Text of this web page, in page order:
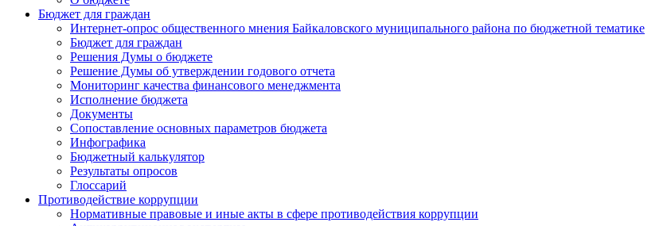
Бюджет для граждан
Интернет-опрос общественного мнения Байкаловского муниципального района по бюджетной тематике
Бюджет для граждан
Решения Думы о бюджете
Решение Думы об утверждении годового отчета
Мониторинг качества финансового менеджмента
Исполнение бюджета
Документы
Сопоставление основных параметров бюджета
Инфографика
Бюджетный калькулятор
Результаты опросов
Глоссарий
Противодействие коррупции
Нормативные правовые и иные акты в сфере противодействия коррупции